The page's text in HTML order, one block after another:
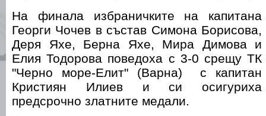
На финала избраничките на капитана
Георги Чочев в състав Симона Борисова,
Деря Яхе, Берна Яхе, Мира Димова и
Елия Тодорова поведоха с 3-0 срещу ТК
"Черно море-Елит" (Варна) с капитан
Кристиян Илиев и си осигуриха
предсрочно златните медали.